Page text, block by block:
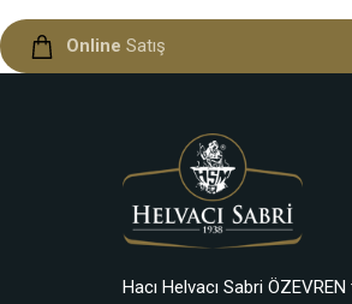
Online Satış
Hacı Helvacı Sabri